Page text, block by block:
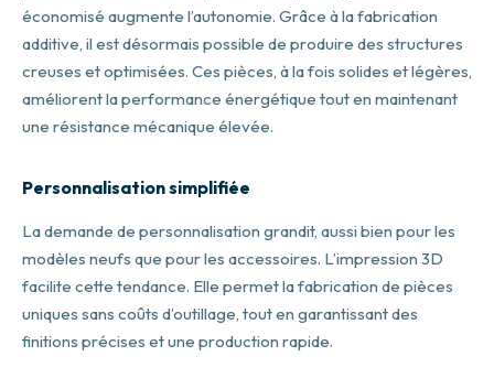
économisé augmente l’autonomie. Grâce à la fabrication
additive, il est désormais possible de produire des structures
creuses et optimisées. Ces pièces, à la fois solides et légères,
améliorent la performance énergétique tout en maintenant
une résistance mécanique élevée.
Personnalisation simplifiée
La demande de personnalisation grandit, aussi bien pour les
modèles neufs que pour les accessoires. L’impression 3D
facilite cette tendance. Elle permet la fabrication de pièces
uniques sans coûts d’outillage, tout en garantissant des
finitions précises et une production rapide.